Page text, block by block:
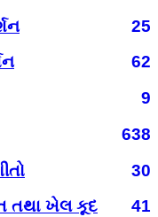
25
62
9
638
30
તથા ખેલ કૂદ
41